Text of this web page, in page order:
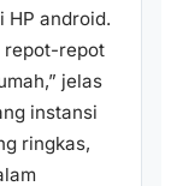
HP android.
repot-repot
jelas
instansi
ringkas,